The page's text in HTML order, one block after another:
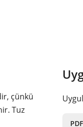
çünkü
Tuz